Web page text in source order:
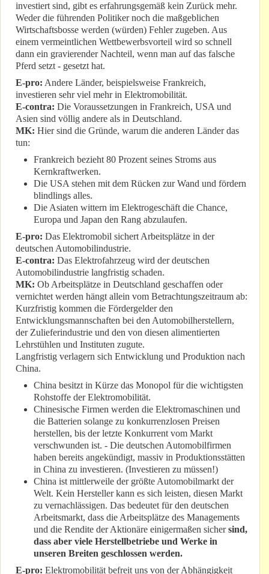
investiert sind, gibt es erfahrungsgemäß kein Zurück mehr.
Weder die führenden Politiker noch die maßgeblichen
Wirtschaftsbosse werden (würden) Fehler zugeben. Aus
einem vermeintlichen Wettbewerbsvorteil wird so schnell
dann ein gravierender Nachteil, wenn man auf das falsche
Pferd setzt - gesetzt hat.
E-pro: Andere Länder, beispielsweise Frankreich,
investieren sehr viel mehr in Elektromobilität.
E-contra: Die Voraussetzungen in Frankreich, USA und
Asien sind völlig andere als in Deutschland.
MK: Hier sind die Gründe, warum die anderen Länder das
tun:
Frankreich bezieht 80 Prozent seines Stroms aus
Kernkraftwerken.
Die USA stehen mit dem Rücken zur Wand und fördern
blindlings alles.
Die Asiaten wittern im Elektrogeschäft die Chance,
Europa und Japan den Rang abzulaufen.
E-pro: Das Elektromobil sichert Arbeitsplätze in der
deutschen Automobilindustrie.
E-contra: Das Elektrofahrzeug wird der deutschen
Automobilindustrie langfristig schaden.
MK: Ob Arbeitsplätze in Deutschland geschaffen oder
vernichtet werden hängt allein vom Betrachtungszeitraum ab:
Kurzfristig kommen die Fördergelder den
Entwicklungsmannschaften bei den Automobilherstellern,
der Zulieferindustrie und den von diesen alimentierten
Lehrstühlen und Instituten zugute.
Langfristig verlagern sich Entwicklung und Produktion nach
China.
China besitzt in Kürze das Monopol für die wichtigsten
Rohstoffe der Elektromobilität.
Chinesische Firmen werden die Elektromaschinen und
die Batterien solange zu konkurrenzlosen Preisen
herstellen, bis der letzte Konkurrent vom Markt
verschwunden ist. - Die deutschen Automobilfirmen
haben bereits angekündigt, massiv in Produktionsstätten
in China zu investieren. (Investieren zu müssen!)
China ist mittlerweile der größte Automobilmarkt der
Welt. Kein Hersteller kann es sich leisten, diesen Markt
zu vernachlässigen. Das bedeutet für den deutschen
Arbeitsmarkt, dass die Arbeitsplätze des Managements
und die Rendite der Aktionäre einigermaßen sichersind,
dass aber viele Herstellbetriebe und Werke in
unseren Breiten geschlossen werden.
E-pro: Elektromobilität befreit uns von der Abhängigkeit